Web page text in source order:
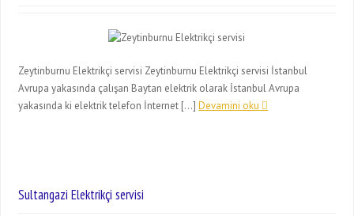
Zeytinburnu Elektrikçi servisi Zeytinburnu Elektrikçi servisi İstanbul
Avrupa yakasında çalışan Baytan elektrik olarak İstanbul Avrupa
yakasında ki elektrik telefon İnternet […]Devamini oku
Sultangazi Elektrikçi servisi